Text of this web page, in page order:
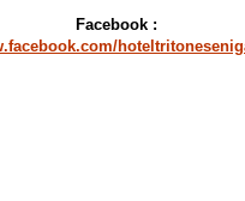
Facebook :